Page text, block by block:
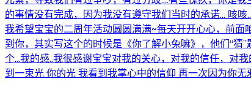
的事情没有完成，因为我没有遵守我们当时的承诺... 咳
我希望宝宝的二周年活动圆圆满满~每天开开心心，前
到你，其实写这个的时候是《你了解小兔嘛》，他们“
个...我的感..我很感谢宝宝对我的关心，对我的信任，对
到一束光 你的光 我看到我掌心中的信仰 再一次因为你无